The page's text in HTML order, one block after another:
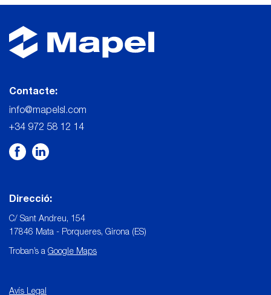
Contacte:
info@mapelsl.com
+34 972 58 12 14
Direcció:
C/ Sant Andreu, 154
17846 Mata - Porqueres, Girona (ES)
Troban’s a Google Maps
Avís Legal